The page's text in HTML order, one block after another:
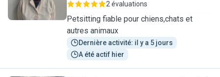
2 évaluations
Petsitting fiable pour chiens,chats et
autres animaux
Dernière activité: il y a 5 jours
A été actif hier